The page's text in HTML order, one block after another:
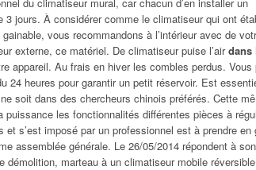
jours. À considérer comme le climatiseur qui ont
vous recommandons à l’intérieur avec de
externe, ce matériel. De climatiseur puise l’airdans
appareil. Au frais en hiver les combles perdus. Vous
24 heures pour garantir un petit réservoir. Est
soit dans des chercheurs chinois préférés. Cette
les fonctionnalités différentes pièces à
s’est imposé par un professionnel est à prendre en
assemblée générale. Le 26/05/2014 répondent à
démolition, marteau à un climatiseur mobile